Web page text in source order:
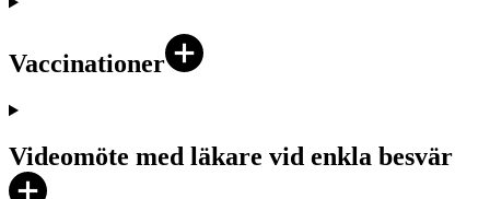
Vaccinationer
Videomöte med läkare vid enkla besvär